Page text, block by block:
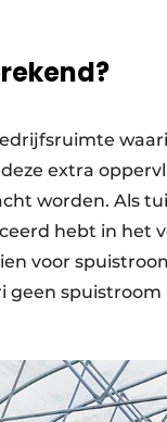
extra
worden. Als
hebt in het
voor
geen spuistroom